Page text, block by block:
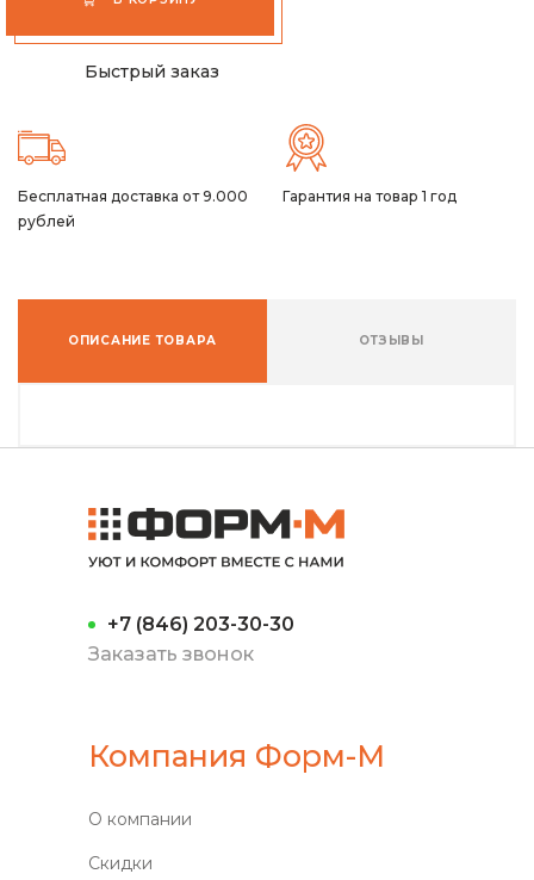
Быстрый заказ
Бесплатная доставка от 9.000
рублей
Гарантия на товар 1 год
ОПИСАНИЕ ТОВАРА ОТЗЫВЫ
+7 (846) 203-30-30
Заказать звонок
Компания Форм-М
О компании
Скидки